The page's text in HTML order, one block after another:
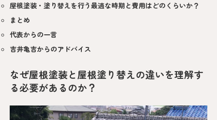
屋根塗装・塗り替えを行う最適な時期と費用はどのくらいか？
まとめ
代表からの一言
吉井亀吉からのアドバイス
なぜ屋根塗装と屋根塗り替えの違いを理解す
る必要があるのか？